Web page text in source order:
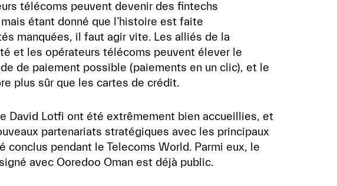
télécoms peuvent devenir des fintechs
mais étant donné que l’histoire est faite
manquées, il faut agir vite. Les alliés de la
et les opérateurs télécoms peuvent élever le
de paiement possible (paiements en un clic), et le
plus sûr que les cartes de crédit.
David Lotfi ont été extrêmement bien accueillies, et
partenariats stratégiques avec les principaux
conclus pendant le Telecoms World. Parmi eux, le
avec Ooredoo Oman est déjà public.